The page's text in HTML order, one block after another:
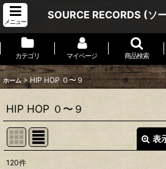
メニュー
SOURCE RECORDS (ソ
カテゴリ マイページ 商品検索
ホーム > HIP HOP ０〜９
HIP HOP ０〜９
表
120件